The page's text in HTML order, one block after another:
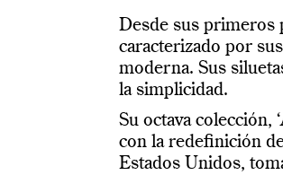
Desde sus primeros
caracterizado por
moderna. Sus
la simplicidad.
Su octava colección,
con la redefinición
Estados Unidos,